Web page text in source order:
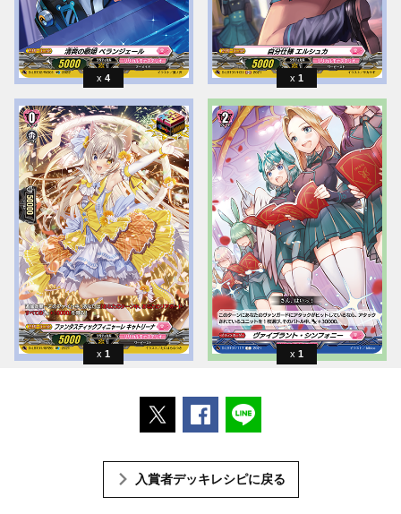
4 1
1 1
ポストするFacebookでシェアする
入賞者デッキレシピに戻る